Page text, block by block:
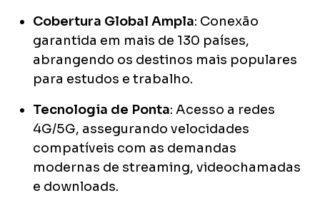
Cobertura Global Ampla: Conexão
garantida em mais de 130 países,
abrangendo os destinos mais populares
para estudos e trabalho.
Tecnologia de Ponta: Acesso a redes
4G/5G, assegurando velocidades
compatíveis com as demandas
modernas de streaming, videochamadas
e downloads.